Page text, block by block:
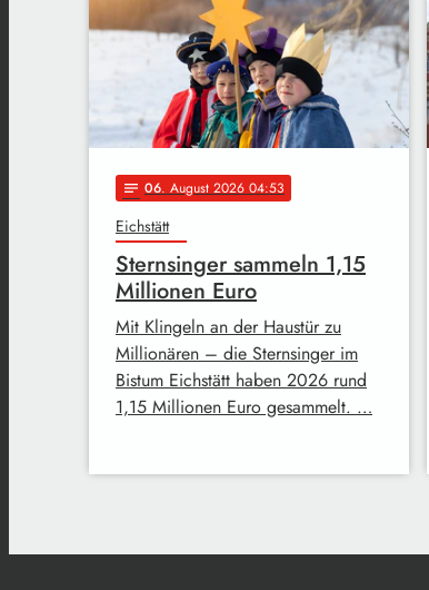
notes 06. August 2026 04:53
Eichstätt
Sternsinger sammeln 1,15
Millionen Euro
Mit Klingeln an der Haustür zu
Millionären – die Sternsinger im
Bistum Eichstätt haben 2026 rund
1,15 Millionen Euro gesammelt. …